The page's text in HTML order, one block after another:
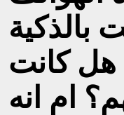
بالذكية
هل كانت
ام انه